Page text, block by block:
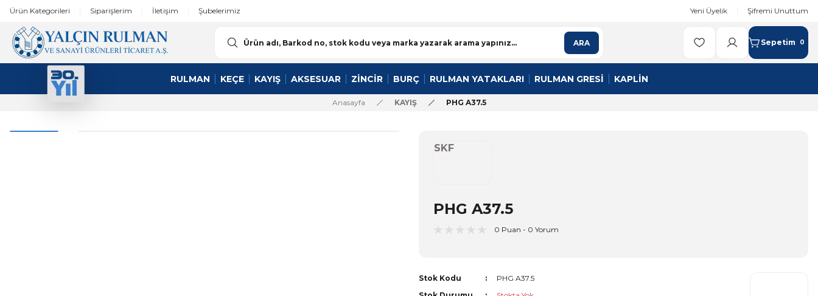
Ürün Kategorileri Siparişlerim İletişim Şubelerimiz Yeni Üyelik Şifremi Unuttum
ARA Sepetim 0
RULMAN KEÇE KAYIŞ AKSESUAR ZİNCİR BURÇ RULMAN YATAKLARI RULMAN GRESİ KAPLİN
Anasayfa KAYIŞ PHG A37.5
SKF
PHG A37.5
0 Puan - 0 Yorum
Stok Kodu
PHG A37.5